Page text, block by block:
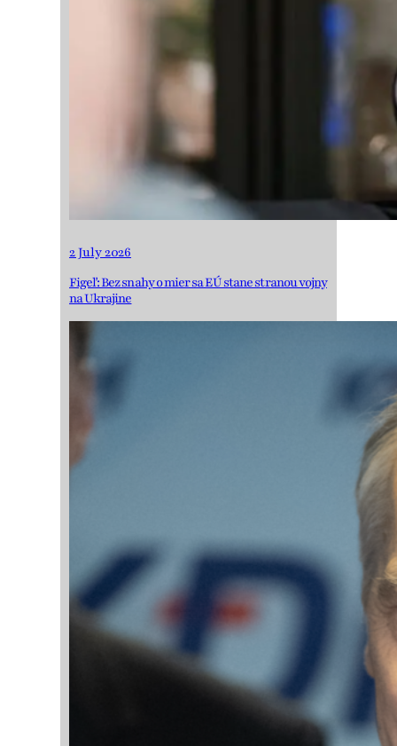
2 July 2026
Figeľ: Bez snahy o mier sa EÚ stane stranou vojny
na Ukrajine